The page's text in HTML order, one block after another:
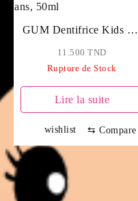
GUM Dentifrice Kids 2/6
11.500TND
Rupture de Stock
Lire la suite
wishlist ⇆ Compare